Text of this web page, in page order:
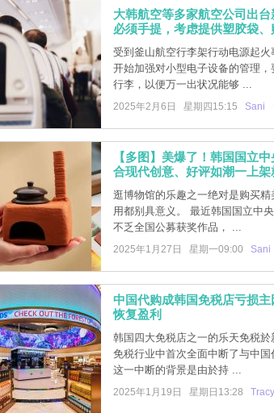
大韩航空等多家航空公司出
必须手提，考虑提供塑胶袋
受到釜山航空行李架行动电源起
开始加强对小型电子设备的管理
行李，以便万一出状况能够 ...
2025年2月6日 星期四15:15 Sani
【多图】美爆了！韩国国立
合现代创意、好评如潮一上架
逛博物馆的乐趣之一绝对是购买
用都别具意义。 最近韩国国立中
不乏全国公募获奖作品， ...
2025年1月27日 星期一09:00 Sani
中国代购成韩国免税店亏损
恢复盈利
韩国四大免税店之一的乐天免税
免税行业中首次全面中断了与中国
这一中断的背景是由於持 ...
2025年1月19日 星期日13:28 Tracy